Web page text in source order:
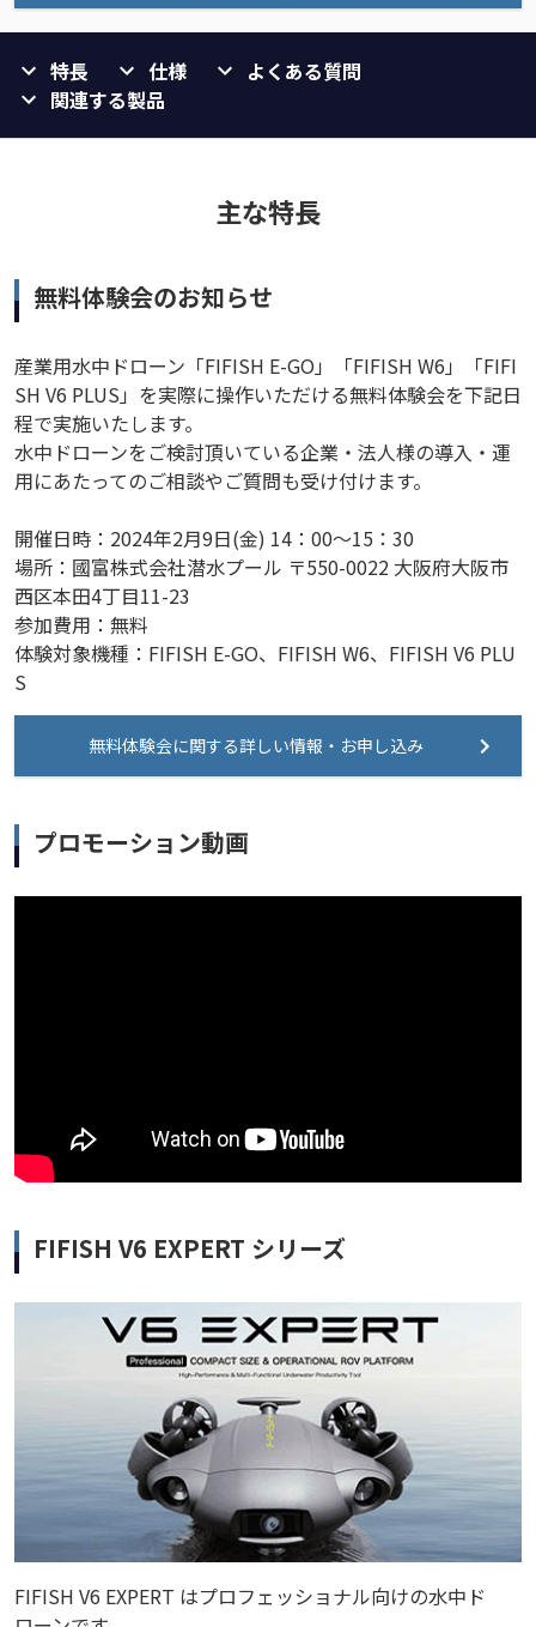
特長 仕様
よくある質問
関連する製品
主な特長
無料体験会のお知らせ
産業用水中ドローン「FIFISH E-GO」「FIFISH W6」「FIFI
SH V6 PLUS」を実際に操作いただける無料体験会を下記日
程で実施いたします。
水中ドローンをご検討頂いている企業・法人様の導入・運
用にあたってのご相談やご質問も受け付けます。
開催日時：2024年2月9日(金) 14：00～15：30
場所：國富株式会社潜水プール 〒550-0022 大阪府大阪市
西区本田4丁目11-23
参加費用：無料
体験対象機種：FIFISH E-GO、FIFISH W6、FIFISH V6 PLU
S
無料体験会に関する詳しい情報・お申し込み
プロモーション動画
FIFISH V6 EXPERT シリーズ
FIFISH V6 EXPERT はプロフェッショナル向けの水中ド